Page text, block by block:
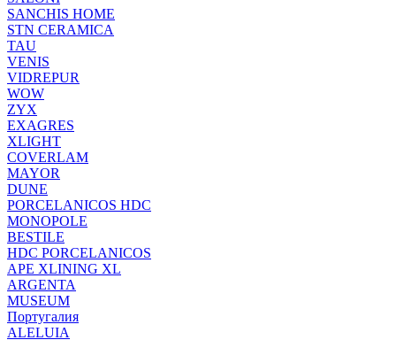
SANCHIS HOME
STN CERAMICA
TAU
VENIS
VIDREPUR
WOW
ZYX
EXAGRES
XLIGHT
COVERLAM
MAYOR
DUNE
PORCELANICOS HDC
MONOPOLE
BESTILE
HDC PORCELANICOS
APE XLINING XL
ARGENTA
MUSEUM
Португалия
ALELUIA